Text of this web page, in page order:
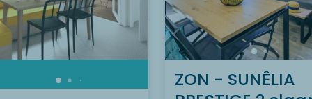
ZON - SUNÊLIA